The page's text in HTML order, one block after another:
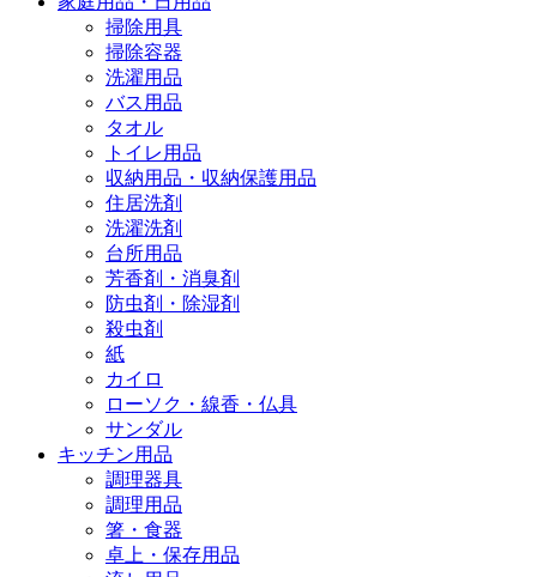
掃除用具
掃除容器
洗濯用品
バス用品
タオル
トイレ用品
収納用品・収納保護用品
住居洗剤
洗濯洗剤
台所用品
芳香剤・消臭剤
防虫剤・除湿剤
殺虫剤
紙
カイロ
ローソク・線香・仏具
サンダル
キッチン用品
調理器具
調理用品
箸・食器
卓上・保存用品